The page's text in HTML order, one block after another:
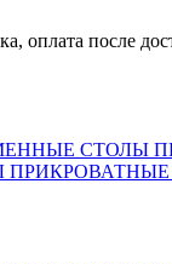
после
СТОЛЫ